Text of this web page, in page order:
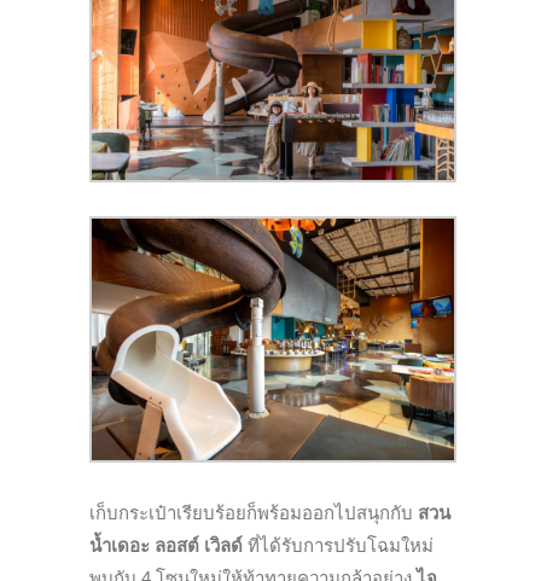
เก็บกระเป๋าเรียบร้อยก็พร้อมออกไปสนุกกับ สวน
น้ำเดอะ ลอสต์ เวิลด์ ที่ได้รับการปรับโฉมใหม่